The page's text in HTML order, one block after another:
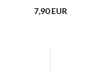
7,90 EUR